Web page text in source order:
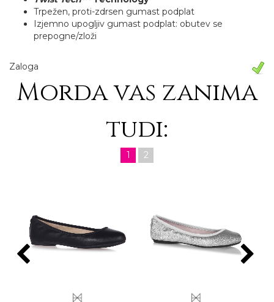
Trpežen, proti-zdrsen gumast podplat
Izjemno upogljiv gumast podplat: obutev se
prepogne/zloži
Zaloga
Morda vas zanima
tudi:
1 2